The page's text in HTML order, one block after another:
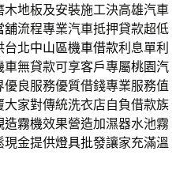
木地板及安裝施工決高雄汽車
舖流程專業汽車抵押貸款超低
台北中山區機車借款利息單利
無貸款可享客戶專屬桃園汽
優良服務優質借錢專業服務值
大家對傳統洗衣店自負借款族
造霧機效果營造加濕器水池霧
現金提供燈具批發讓家充滿溫